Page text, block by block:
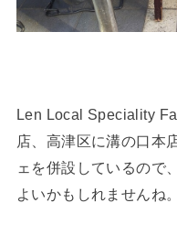
Len Local Speciality
店、高津区に溝の口本
ェを併設しているので
よいかもしれませんね。